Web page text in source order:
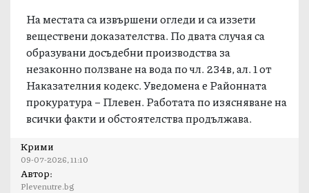
Крими
09-07-2026, 11:10
Автор:
Plevenutre.bg
На местата са извършени огледи и са иззети
веществени доказателства. По двата случая са
образувани досъдебни производства за
незаконно ползване на вода по чл. 234в, ал. 1 от
Наказателния кодекс. Уведомена е Районната
прокуратура – Плевен. Работата по изясняване на
всички факти и обстоятелства продължава.